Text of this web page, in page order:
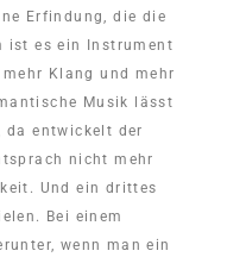
Erfindung, die die
ist es ein Instrument
Klang und mehr
Musik lässt
da entwickelt der
nicht mehr
Und ein drittes
Bei einem
wenn man ein